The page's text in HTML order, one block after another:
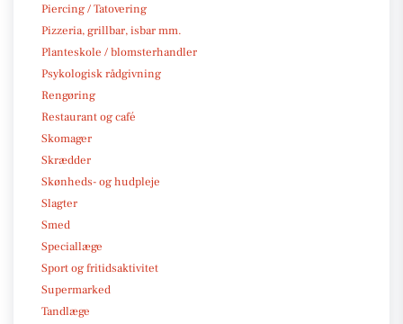
Piercing / Tatovering
Pizzeria, grillbar, isbar mm.
Planteskole / blomsterhandler
Psykologisk rådgivning
Rengøring
Restaurant og café
Skomager
Skrædder
Skønheds- og hudpleje
Slagter
Smed
Speciallæge
Sport og fritidsaktivitet
Supermarked
Tandlæge